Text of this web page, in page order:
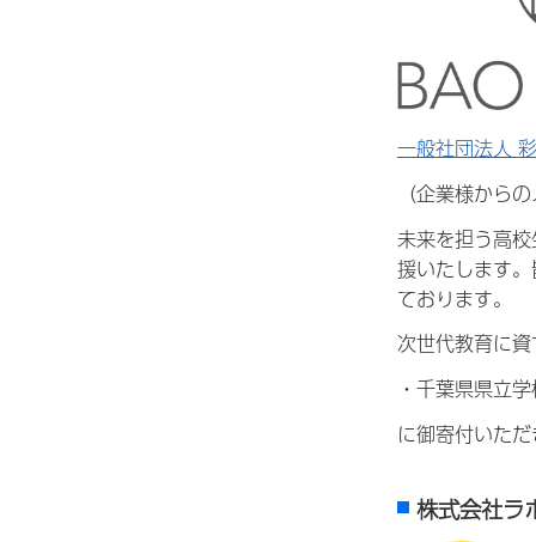
一般社団法人 彩
（企業様から
未来を担う高
援いたします
ております。
次世代教育に
・千葉県県立
に御寄付いた
株式会社ラ